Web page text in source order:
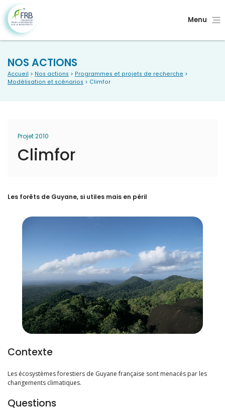
Menu
NOS ACTIONS
Accueil > Nos actions > Programmes et projets de recherche >
Modélisation et scénarios > Climfor
Projet 2010
Climfor
Les forêts de Guyane, si utiles mais en péril
Contexte
Les écosystèmes forestiers de Guyane française sont menacés par les
changements climatiques.
Questions